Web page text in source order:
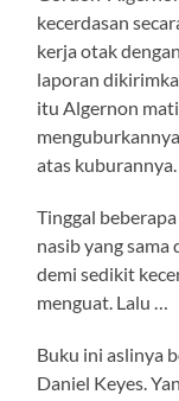
kecerdasan
kerja otak
laporan
itu Algernon
atas kuburannya.
Tinggal
nasib yang
demi sedikit
menguat. Lalu …
Buku ini aslinya
Daniel Keyes.